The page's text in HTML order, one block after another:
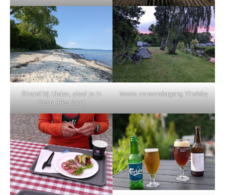
Strand bij Ulslev, alsof je in
Costa Rica bent
Mooie zonsondergang Vindeby